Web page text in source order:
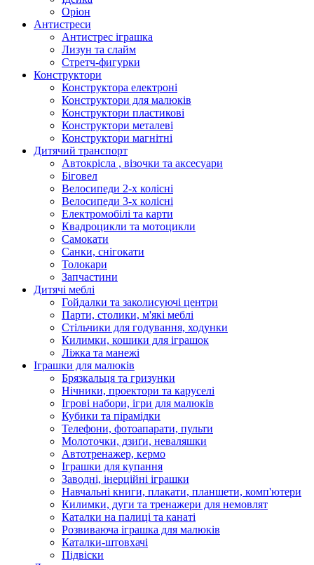
Оріон
Антистреси
Антистрес іграшка
Лизун та слайм
Стретч-фигурки
Конструктори
Конструктора електроні
Конструктори для малюків
Конструктори пластикові
Конструктори металеві
Конструктори магнітні
Дитячий транспорт
Автокрісла , візочки та аксесуари
Біговел
Велосипеди 2-х колісні
Велосипеди 3-х колісні
Електромобілі та карти
Квадроцикли та мотоцикли
Самокати
Санки, снігокати
Толокари
Запчастини
Дитячі меблі
Гойдалки та заколисуючі центри
Парти, столики, м'які меблі
Стільчики для годування, ходунки
Килимки, кошики для іграшок
Ліжка та манежі
Іграшки для малюків
Брязкальця та гризунки
Нічники, проектори та каруселі
Ігрові набори, ігри для малюків
Кубики та пірамідки
Телефони, фотоапарати, пульти
Молоточки, дзиґи, неваляшки
Автотренажер, кермо
Іграшки для купання
Заводні, інерційні іграшки
Навчальні книги, плакати, планшети, комп'ютери
Килимки, дуги та тренажери для немовлят
Каталки на палиці та канаті
Розвиваюча іграшка для малюків
Каталки-штовхачі
Підвіски